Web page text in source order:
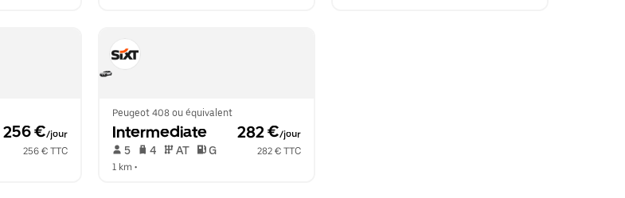
256 €/jour
256 € TTC
Peugeot 408 ou équivalent
Intermediate 282 €/jour
5 4 AT G
282 € TTC
1 km •